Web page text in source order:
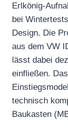
Erlkönig-
bei
Design. Die
aus dem VW
lässt dabei
einfließen.
technisch
Baukasten